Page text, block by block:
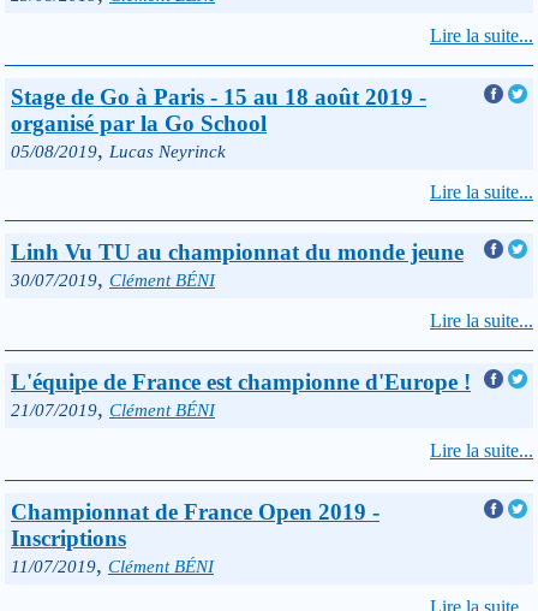
Lire la suite...
Stage de Go à Paris - 15 au 18 août 2019 -
organisé par la Go School
05/08/2019, Lucas Neyrinck
Lire la suite...
Linh Vu TU au championnat du monde jeune
30/07/2019, Clément BÉNI
Lire la suite...
L'équipe de France est championne d'Europe !
21/07/2019, Clément BÉNI
Lire la suite...
Championnat de France Open 2019 -
Inscriptions
11/07/2019, Clément BÉNI
Lire la suite...